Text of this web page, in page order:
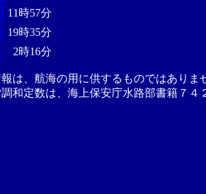
11時57分
19時35分
2時16分
は、航海の用に供するものではあり
和定数は、海上保安庁水路部書籍７４